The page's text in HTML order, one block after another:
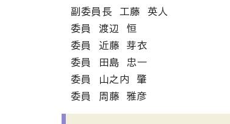
副委員長 工藤 英人
委員 渡辺 恒
委員 近藤 芽衣
委員 田島 忠一
委員 山之内 肇
委員 周藤 雅彦